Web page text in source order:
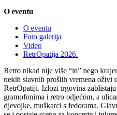
O eventu
O eventu
Foto galerija
Video
RetrOpatija 2026.
Retro nikad nije više “in” nego
nekih slavnih prošlih vremena oživi
RetrOpatiji. Izlozi trgovina
gramofonima i retro odjećom, a
djevojke, muškarci s fedorama.